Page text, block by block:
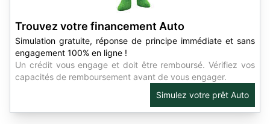
Trouvez votre financement Auto
Simulation gratuite, réponse de principe immédiate et sans
engagement 100% en ligne !
Un crédit vous engage et doit être remboursé. Vérifiez vos
capacités de remboursement avant de vous engager.
Simulez votre prêt Auto